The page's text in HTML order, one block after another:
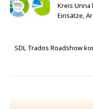
Kreis Unna
Einsätze,
SDL Trados Roadshow